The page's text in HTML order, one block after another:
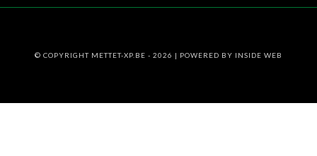
© COPYRIGHT METTET-XP.BE - 2026 | POWERED BY INSIDE WEB